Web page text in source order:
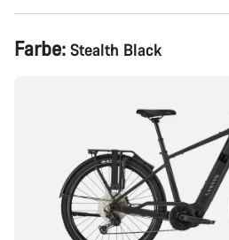
Produktkonfiguration
Farbe: Stealth Black